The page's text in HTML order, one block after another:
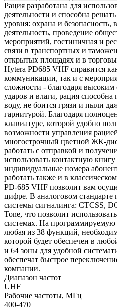
Рация разработана для
деятельности и способна
уровня: охрана и безопасность,
деятельность, проведение
мероприятий, гостиничная и
связи в транспортных и
открытых площадях и в
Hytera PD685 VHF справится
коммуникации, так и с
сложности - благодаря
ударов и влаги, рация
воду, не боится грязи и пыли
гарнитурой. Благодаря
клавиатуре, которой удобно
возможности управления
многострочный цветной ЖК-
работать с отправкой и
использовать контактную
индивидуальные номера
работать также и в
PD-685 VHF позволит вам
цифре. В аналоговом
системы сигналинга: CTCSS,
Tone, что позволит
системах. На
любая из 38 функций,
которой будет обеспечен в
и 64 зоны для удобной
обеспечат быстрое
компании.
Диапазон частот
UHF
Рабочие частоты, МГц
400-470